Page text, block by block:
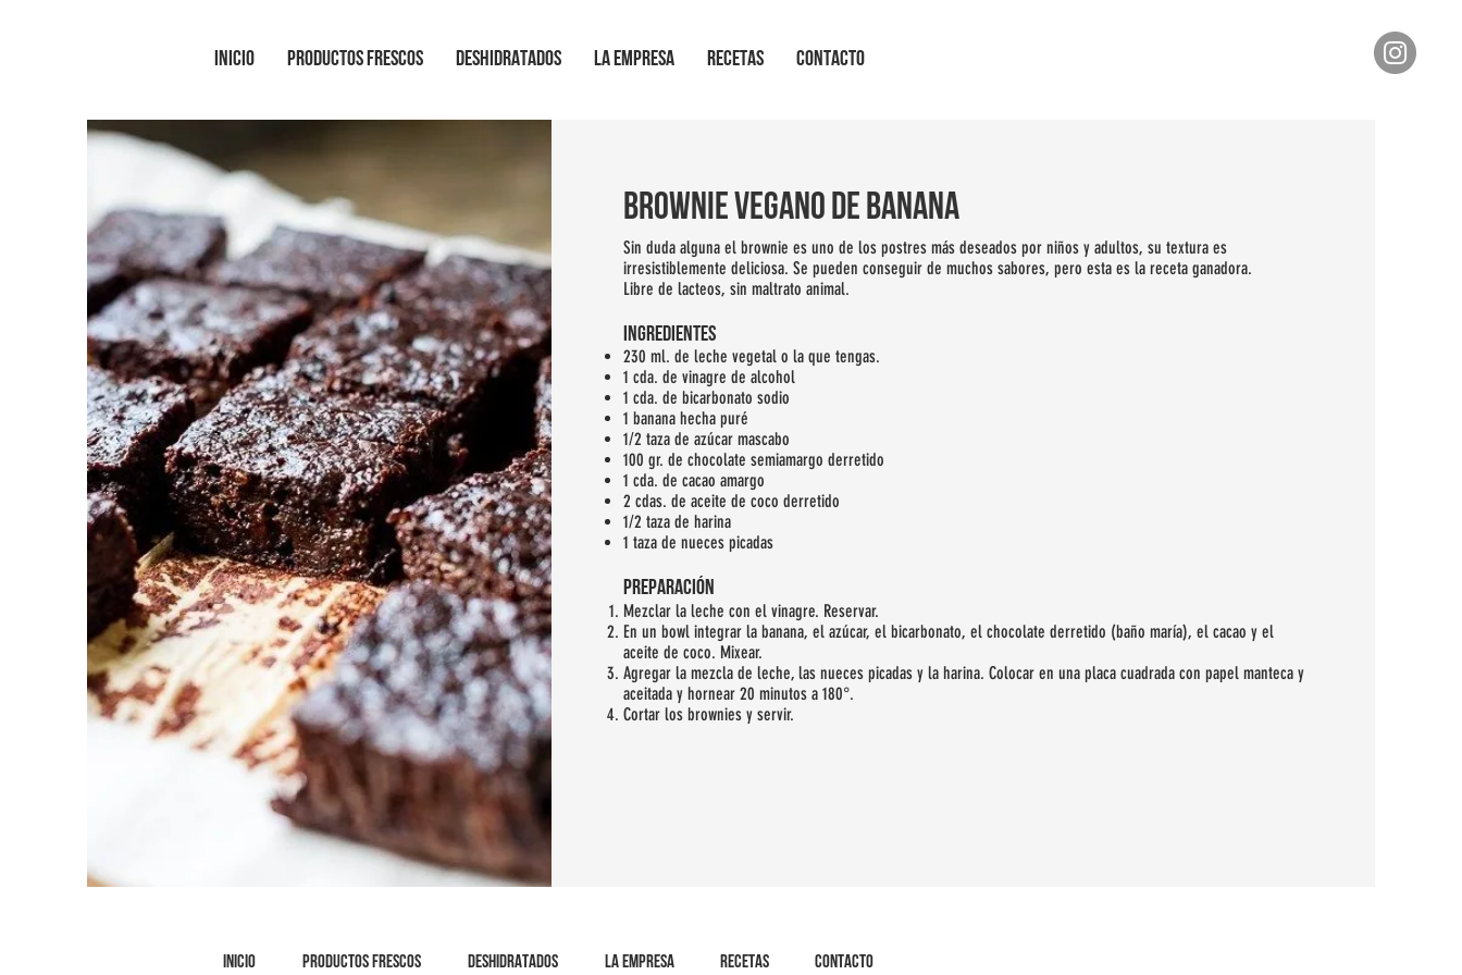
INICIO PRODUCTOS FRESCOS DESHIDRATADOS LA EMPRESA RECETAS CONTACTO
brownie vegano de banana
Sin duda alguna el brownie es uno de los postres más deseados por niños y adultos, su textura es
irresistiblemente deliciosa. Se pueden conseguir de muchos sabores, pero esta es la receta ganadora.
Libre de lacteos, sin maltrato animal.
INGREDIENTES
230 ml. de leche vegetal o la que tengas.
1 cda. de vinagre de alcohol
1 cda. de bicarbonato sodio
1 banana hecha puré
1/2 taza de azúcar mascabo
100 gr. de chocolate semiamargo derretido
1 cda. de cacao amargo
2 cdas. de aceite de coco derretido
1/2 taza de harina
1 taza de nueces picadas
preparación
Mezclar la leche con el vinagre. Reservar.
En un bowl integrar la banana, el azúcar, el bicarbonato, el chocolate derretido (baño maría), el cacao y el
aceite de coco. Mixear.
Agregar la mezcla de leche, las nueces picadas y la harina. Colocar en una placa cuadrada con papel manteca y
aceitada y hornear 20 minutos a 180°.
Cortar los brownies y servir.
INICIO PRODUCTOS FRESCOS DESHIDRATADOS LA EMPRESA RECETAS CONTACTO